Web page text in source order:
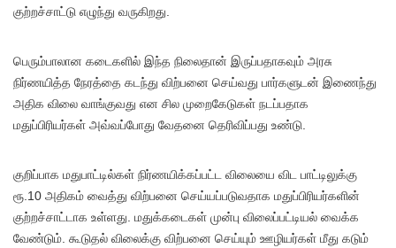
குற்றச்சாட்டு எழுந்து வருகிறது.
பெரும்பாலான கடைகளில் இந்த நிலைதான் இருப்பதாகவும் அரசு
நிர்ணயித்த நேரத்தை கடந்து விற்பனை செய்வது பார்களுடன் இணைந்து
அதிக விலை வாங்குவது என சில முறைகேடுகள் நடப்பதாக
மதுப்பிரியர்கள் அவ்வப்போது வேதனை தெரிவிப்பது உண்டு.
குறிப்பாக மதுபாட்டில்கள் நிர்ணயிக்கப்பட்ட விலையை விட பாட்டிலுக்கு
ரூ.10 அதிகம் வைத்து விற்பனை செய்யப்படுவதாக மதுப்பிரியர்களின்
குற்றச்சாட்டாக உள்ளது. மதுக்கடைகள் முன்பு விலைப்பட்டியல் வைக்க
வேண்டும். கூடுதல் விலைக்கு விற்பனை செய்யும் ஊழியர்கள் மீது கடும்